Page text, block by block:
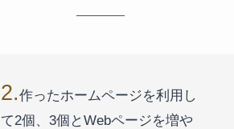
2.作ったホームページを利用し
て2個、3個とWebページを増や